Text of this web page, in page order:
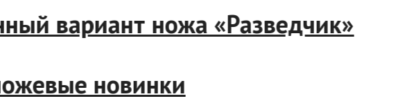
вариант ножа «Разведчик»
новинки